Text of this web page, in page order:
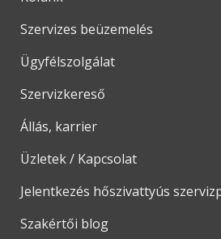
Szervizes beüzemelés
Ügyfélszolgálat
Szervizkereső
Állás, karrier
Üzletek / Kapcsolat
Jelentkezés hőszivattyús
Szakértői blog